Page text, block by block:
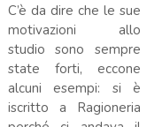
C’è da dire che le sue
motivazioni allo
studio sono sempre
state forti, eccone
alcuni esempi: si è
iscritto a Ragioneria